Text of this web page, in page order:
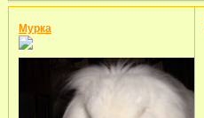
Мурка